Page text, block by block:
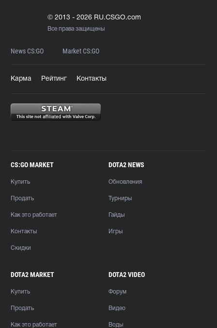
© 2013 - 2026 RU.CSGO.com
Все права защищены
News CS:GO Market CS:GO
Карма Рейтинг Контакты
CS:GO MARKET
Купить
Продать
Как это работает
Контакты
Скидки
DOTA2 NEWS
Обновления
Турниры
Гайды
Игры
DOTA2 MARKET
Купить
Продать
Как это работает
DOTA2 VIDEO
Форум
Видео
Воды